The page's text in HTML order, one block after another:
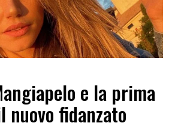
e la prima
nuovo fidanzato